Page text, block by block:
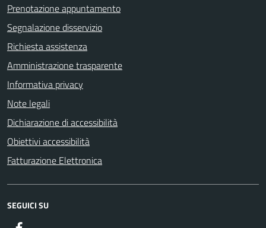
Prenotazione appuntamento
Segnalazione disservizio
Richiesta assistenza
Amministrazione trasparente
Informativa privacy
Note legali
Dichiarazione di accessibilità
Obiettivi accessibilità
Fatturazione Elettronica
SEGUICI SU